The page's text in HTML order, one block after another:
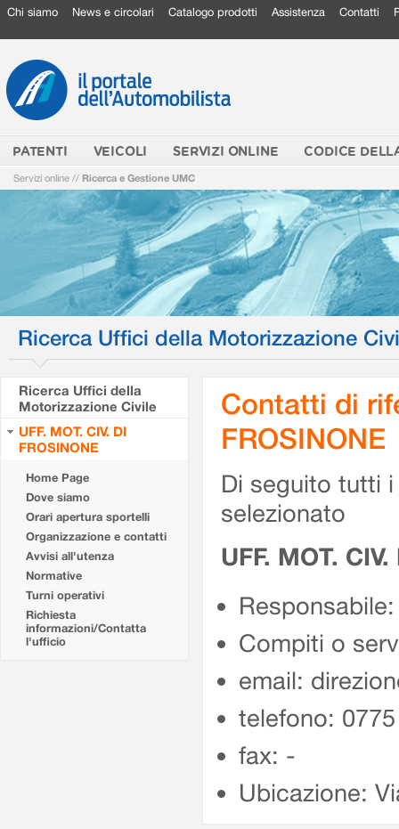
Chi siamo News e circolari Catalogo prodotti Assistenza Contatti
PATENTI VEICOLI SERVIZI ONLINE CODICE
Servizi online // Ricerca e Gestione UMC
Ricerca Uffici della Motorizzazione
Ricerca Uffici della
Motorizzazione Civile
UFF. MOT. CIV. DI
FROSINONE
Home Page
Dove siamo
Orari apertura sportelli
Organizzazione e contatti
Avvisi all'utenza
Normative
Turni operativi
Richiesta
informazioni/Contatta
l'ufficio
Contatti di
FROSINONE
Di seguito tutti
selezionato
UFF. MOT.
Compiti o
email:
telefono:
fax: -
Ubicazione: